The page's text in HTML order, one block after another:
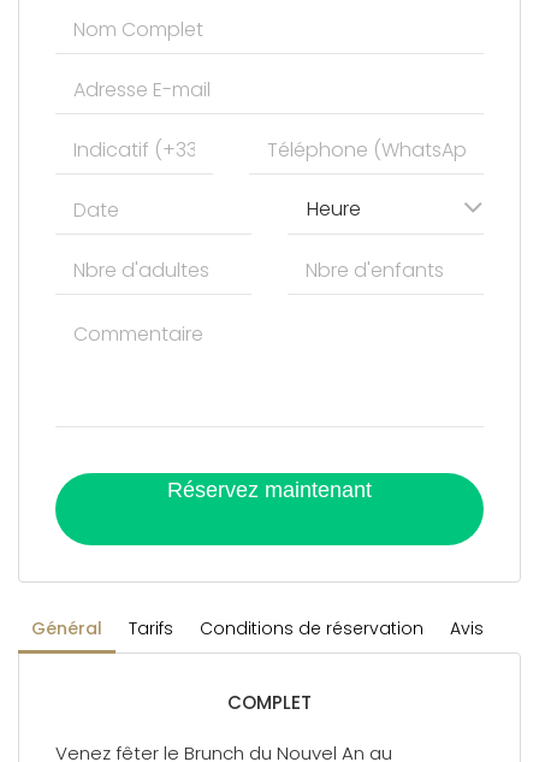
Général Tarifs Conditions de réservation Avis
COMPLET
Venez fêter le Brunch du Nouvel An au
Heure
Réservez maintenant